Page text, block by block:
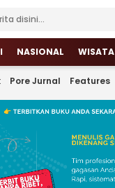
NASIONAL WISATA
Pore Jurnal Features